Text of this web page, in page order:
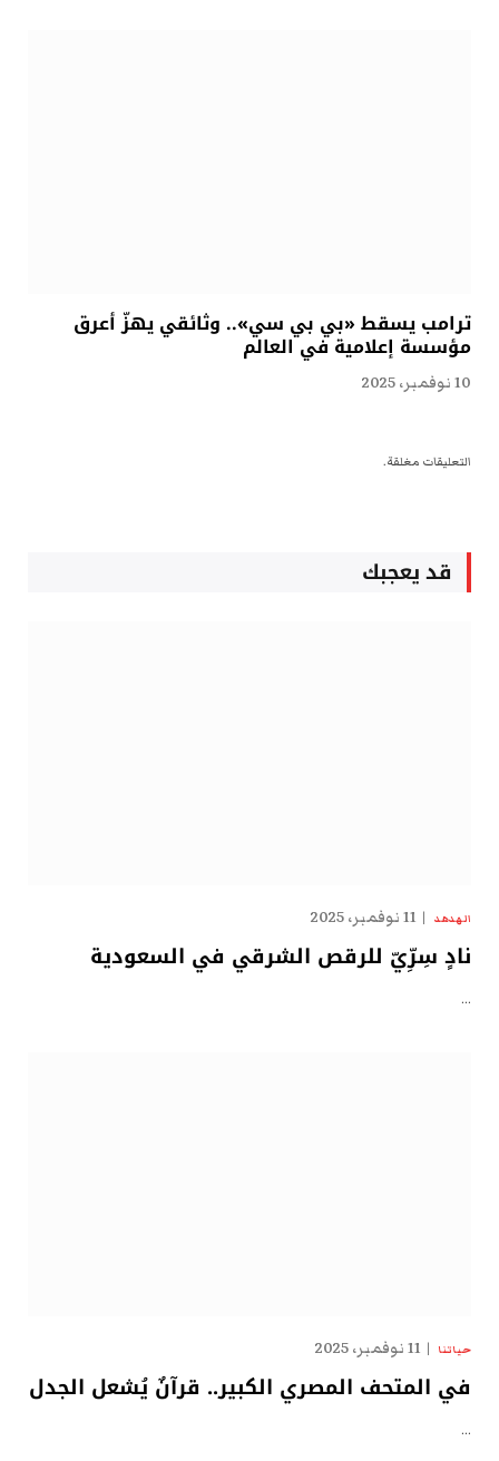
ترامب يسقط «بي بي سي».. وثائقي يهزّ أعرق
مؤسسة إعلامية في العالم
10 نوفمبر، 2025
التعليقات مغلقة.
قد يعجبك
الهدهد 11 نوفمبر، 2025
نادٍ سِرِّيّ للرقص الشرقي في السعودية
…
حياتنا 11 نوفمبر، 2025
في المتحف المصري الكبير.. قرآنٌ يُشعل الجدل
…